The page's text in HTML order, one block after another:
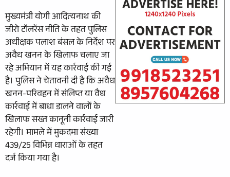
मुख्यमंत्री योगी आदित्यनाथ की
जीरो टॉलरेंस नीति के तहत पुलिस
अधीक्षक पलाश बंसल के निर्देश पर
अवैध खनन के खिलाफ चलाए जा
रहे अभियान में यह कार्रवाई की गई
है। पुलिस ने चेतावनी दी है कि अवैध
खनन-परिवहन में संलिप्त या वैध
कार्रवाई में बाधा डालने वालों के
खिलाफ सख्त कानूनी कार्रवाई जारी
रहेगी। मामले में मुकदमा संख्या
439/25 विभिन्न धाराओं के तहत
दर्ज किया गया है।